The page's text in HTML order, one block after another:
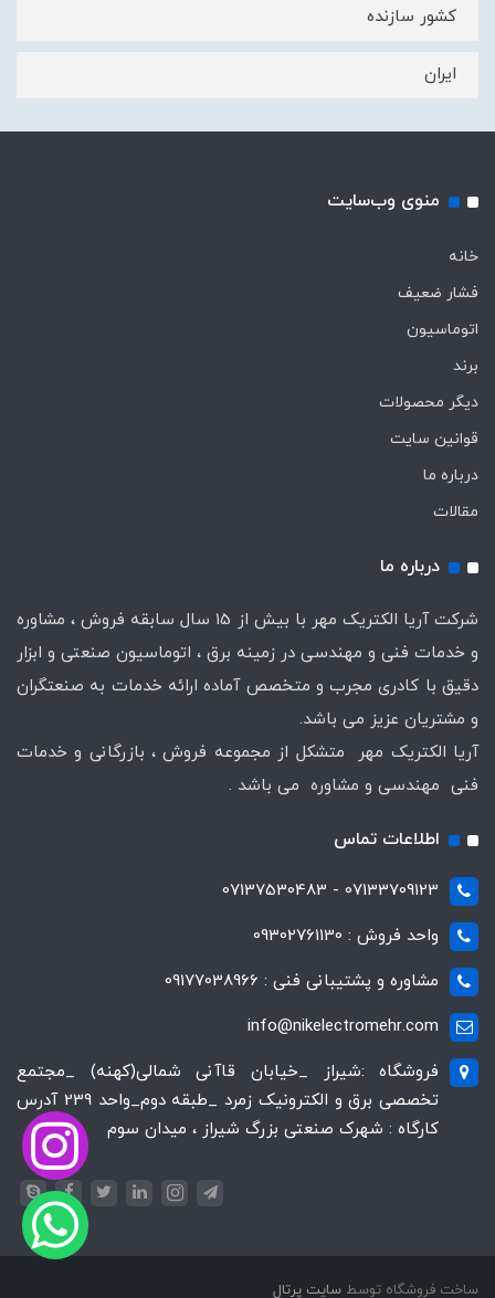
کشور سازنده
ایران
منوی وب‌سایت
خانه
فشار ضعیف
اتوماسیون
برند
دیگر محصولات
قوانین سایت
درباره ما
مقالات
درباره ما
شرکت آریا الکتریک مهر با بیش از 15 سال سابقه فروش ، مشاوره
و خدمات فنی و مهندسی در زمینه برق ، اتوماسیون صنعتی و ابزار
دقیق با کادری مجرب و متخصص آماده ارائه خدمات به صنعتگران
و مشتریان عزیز می باشد.
آریا الکتریک مهر متشکل از مجموعه فروش ، بازرگانی و خدمات
فنی مهندسی و مشاوره می باشد .
اطلاعات تماس
07133709123 - 07137530483
واحد فروش : 09302761130
مشاوره و پشتیبانی فنی : 09177038966
info@nikelectromehr.com
فروشگاه :شیراز _خیابان قاآنی شمالی(کهنه) _مجتمع
تخصصی برق و الکترونیک زمرد _طبقه دوم_واحد 239 آدرس
کارگاه : شهرک صنعتی بزرگ شیراز ، میدان سوم
ساخت فروشگاه توسط سایت پرتال